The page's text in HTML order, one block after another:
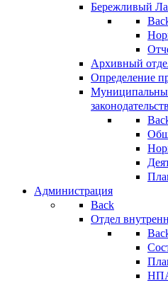
Бережливый
Архивный
Определение
Администрация
Back
Отдел